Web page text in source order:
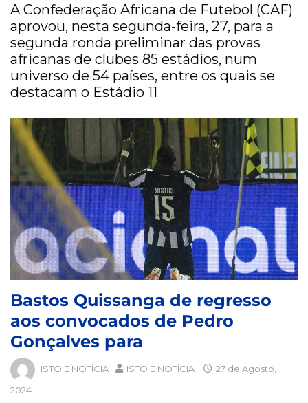
A Confederação Africana de Futebol (CAF)
aprovou, nesta segunda-feira, 27, para a
segunda ronda preliminar das provas
africanas de clubes 85 estádios, num
universo de 54 países, entre os quais se
destacam o Estádio 11
Bastos Quissanga de regresso
aos convocados de Pedro
Gonçalves para
ISTO É NOTÍCIA ISTO É NOTÍCIA
27 de Agosto,
2024